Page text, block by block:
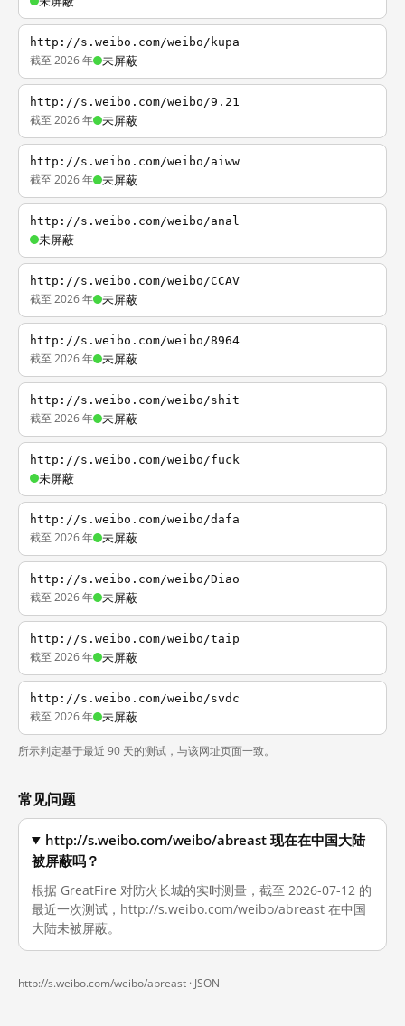
http://s.weibo.com/weibo/kupa
截至 2026 年 未屏蔽
http://s.weibo.com/weibo/9.21
截至 2026 年 未屏蔽
http://s.weibo.com/weibo/aiww
截至 2026 年 未屏蔽
http://s.weibo.com/weibo/anal
未屏蔽
http://s.weibo.com/weibo/CCAV
截至 2026 年 未屏蔽
http://s.weibo.com/weibo/8964
截至 2026 年 未屏蔽
http://s.weibo.com/weibo/shit
截至 2026 年 未屏蔽
http://s.weibo.com/weibo/fuck
未屏蔽
http://s.weibo.com/weibo/dafa
截至 2026 年 未屏蔽
http://s.weibo.com/weibo/Diao
截至 2026 年 未屏蔽
http://s.weibo.com/weibo/taip
截至 2026 年 未屏蔽
http://s.weibo.com/weibo/svdc
截至 2026 年 未屏蔽
所示判定基于最近 90 天的测试，与该网址页面一致。
常见问题
http://s.weibo.com/weibo/abreast 现在在中国大陆
被屏蔽吗？
根据 GreatFire 对防火长城的实时测量，截至 2026-07-12 的
最近一次测试，http://s.weibo.com/weibo/abreast 在中国
大陆未被屏蔽。
http://s.weibo.com/weibo/abreast · JSON